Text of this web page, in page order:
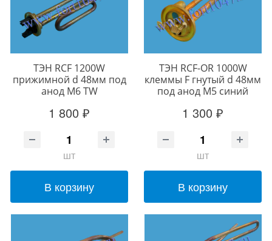
ТЭН RCF 1200W
прижимной d 48мм под
анод М6 TW
1 800 ₽
шт
В корзину
ТЭН RCF-OR 1000W
клеммы F гнутый d 48мм
под анод М5 синий
1 300 ₽
шт
В корзину